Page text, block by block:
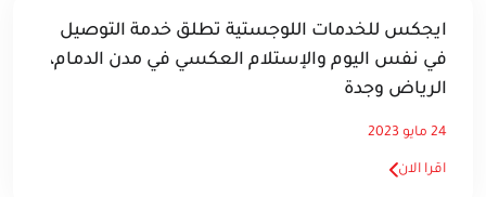
ايجكس للخدمات اللوجستية تطلق خدمة التوصيل
في نفس اليوم والإستلام العكسي في مدن الدمام،
الرياض وجدة
24 مايو 2023
اقرا الان